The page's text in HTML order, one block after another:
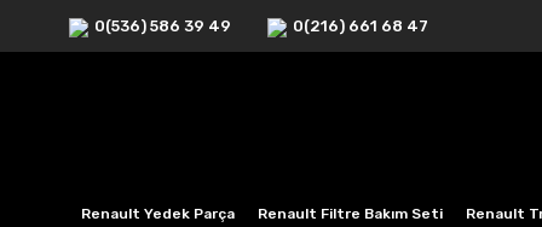
0(536) 586 39 49 0(216) 661 68 47
Renault Yedek Parça Renault Filtre Bakım Seti Renault